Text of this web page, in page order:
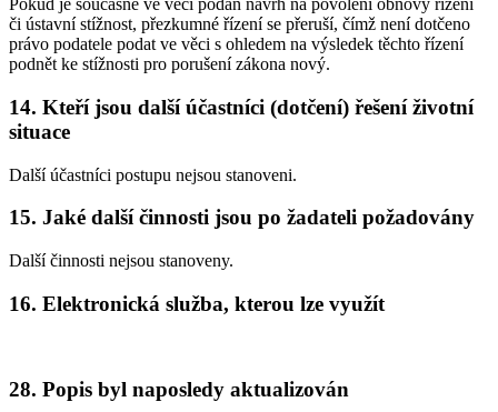
Pokud je současně ve věci podán návrh na povolení obnovy řízení
či ústavní stížnost, přezkumné řízení se přeruší, čímž není dotčeno
právo podatele podat ve věci s ohledem na výsledek těchto řízení
podnět ke stížnosti pro porušení zákona nový.
14. Kteří jsou další účastníci (dotčení) řešení životní
situace
Další účastníci postupu nejsou stanoveni.
15. Jaké další činnosti jsou po žadateli požadovány
Další činnosti nejsou stanoveny.
16. Elektronická služba, kterou lze využít
28. Popis byl naposledy aktualizován